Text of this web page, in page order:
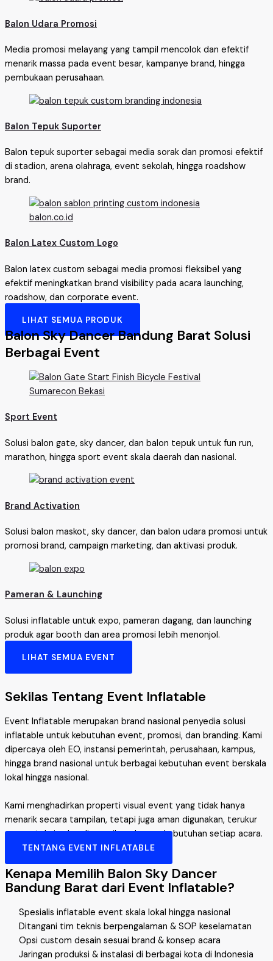
Balon Udara Promosi
Media promosi melayang yang tampil mencolok dan efektif
menarik massa pada event besar, kampanye brand, hingga
pembukaan perusahaan.
Balon Tepuk Suporter
Balon tepuk suporter sebagai media sorak dan promosi efektif
di stadion, arena olahraga, event sekolah, hingga roadshow
brand.
Balon Latex Custom Logo
Balon latex custom sebagai media promosi fleksibel yang
efektif meningkatkan brand visibility pada acara launching,
roadshow, dan corporate event.
LIHAT SEMUA PRODUK
Balon Sky Dancer Bandung Barat Solusi
Berbagai Event
Sport Event
Solusi balon gate, sky dancer, dan balon tepuk untuk fun run,
marathon, hingga sport event skala daerah dan nasional.
Brand Activation
Solusi balon maskot, sky dancer, dan balon udara promosi untuk
promosi brand, campaign marketing, dan aktivasi produk.
Pameran & Launching
Solusi inflatable untuk expo, pameran dagang, dan launching
produk agar booth dan area promosi lebih menonjol.
LIHAT SEMUA EVENT
Sekilas Tentang Event Inflatable
Event Inflatable merupakan brand nasional penyedia solusi
inflatable untuk kebutuhan event, promosi, dan branding. Kami
dipercaya oleh EO, instansi pemerintah, perusahaan, kampus,
hingga brand nasional untuk berbagai kebutuhan event berskala
lokal hingga nasional.
Kami menghadirkan properti visual event yang tidak hanya
menarik secara tampilan, tetapi juga aman digunakan, terukur
secara teknis, dan disesuaikan dengan kebutuhan setiap acara.
TENTANG EVENT INFLATABLE
Kenapa Memilih Balon Sky Dancer
Bandung Barat dari Event Inflatable?
Spesialis inflatable event skala lokal hingga nasional
Ditangani tim teknis berpengalaman & SOP keselamatan
Opsi custom desain sesuai brand & konsep acara
Jaringan produksi & instalasi di berbagai kota di Indonesia